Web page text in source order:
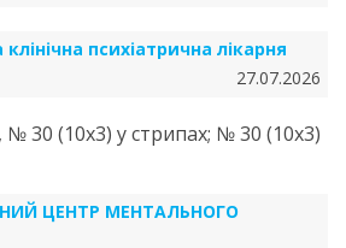
психіатрична лікарня
27.07.2026
30 (10х3) у стрипах; № 30 (10х3)
ЦЕНТР МЕНТАЛЬНОГО